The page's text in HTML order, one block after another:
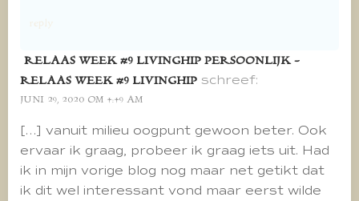
reply
RELAAS WEEK #9 LIVINGHIP PERSOONLIJK -
RELAAS WEEK #9 LIVINGHIP schreef:
JUNI 29, 2020 OM 4:49 AM
[…] vanuit milieu oogpunt gewoon beter. Ook
ervaar ik graag, probeer ik graag iets uit. Had
ik in mijn vorige blog nog maar net getikt dat
ik dit wel interessant vond maar eerst wilde